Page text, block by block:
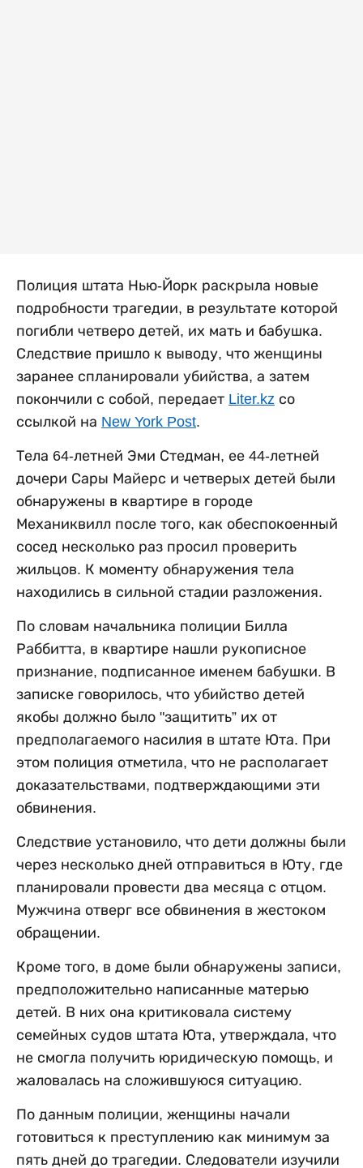
Полиция штата Нью-Йорк раскрыла новые
подробности трагедии, в результате которой
погибли четверо детей, их мать и бабушка.
Следствие пришло к выводу, что женщины
заранее спланировали убийства, а затем
покончили с собой, передает Liter.kz со
ссылкой на New York Post.
Тела 64-летней Эми Стедман, ее 44-летней
дочери Сары Майерс и четверых детей были
обнаружены в квартире в городе
Механиквилл после того, как обеспокоенный
сосед несколько раз просил проверить
жильцов. К моменту обнаружения тела
находились в сильной стадии разложения.
По словам начальника полиции Билла
Раббитта, в квартире нашли рукописное
признание, подписанное именем бабушки. В
записке говорилось, что убийство детей
якобы должно было "защитить” их от
предполагаемого насилия в штате Юта. При
этом полиция отметила, что не располагает
доказательствами, подтверждающими эти
обвинения.
Следствие установило, что дети должны были
через несколько дней отправиться в Юту, где
планировали провести два месяца с отцом.
Мужчина отверг все обвинения в жестоком
обращении.
Кроме того, в доме были обнаружены записи,
предположительно написанные матерью
детей. В них она критиковала систему
семейных судов штата Юта, утверждала, что
не смогла получить юридическую помощь, и
жаловалась на сложившуюся ситуацию.
По данным полиции, женщины начали
готовиться к преступлению как минимум за
пять дней до трагедии. Следователи изучили